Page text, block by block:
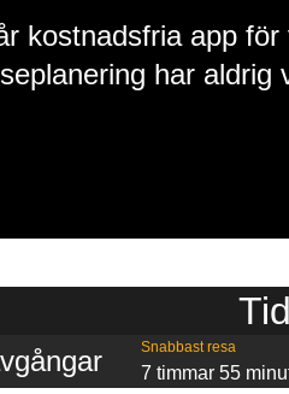
kostnadsfria app
har aldrig
Snabbast resa
7 timmar 55